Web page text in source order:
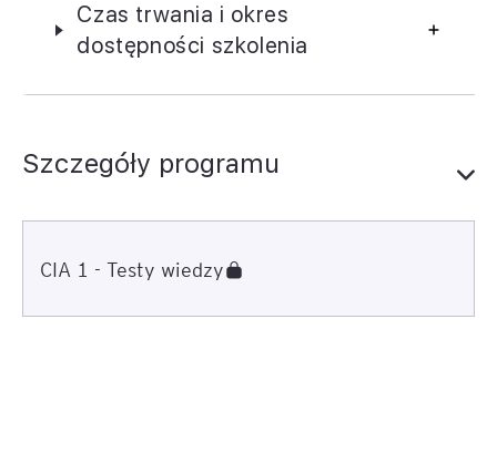
Czas trwania i okres
dostępności szkolenia
Szczegóły programu
CIA 1 - Testy wiedzy